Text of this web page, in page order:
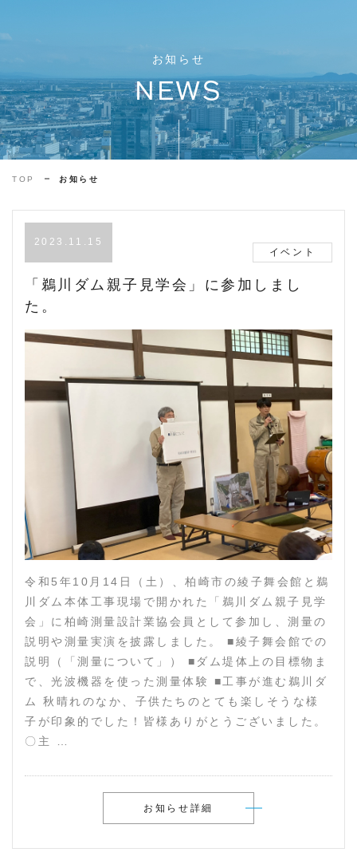
お知らせ
NEWS
TOP お知らせ
2023.11.15
イベント
「鵜川ダム親子見学会」に参加しまし
た。
令和5年10月14日（土）、柏崎市の綾子舞会館と鵜
川ダム本体工事現場で開かれた「鵜川ダム親子見学
会」に柏崎測量設計業協会員として参加し、測量の
説明や測量実演を披露しました。 ■綾子舞会館での
説明（「測量について」） ■ダム堤体上の目標物ま
で、光波機器を使った測量体験 ■工事が進む鵜川ダ
ム 秋晴れのなか、子供たちのとても楽しそうな様
子が印象的でした！皆様ありがとうございました。
〇主 …
お知らせ詳細